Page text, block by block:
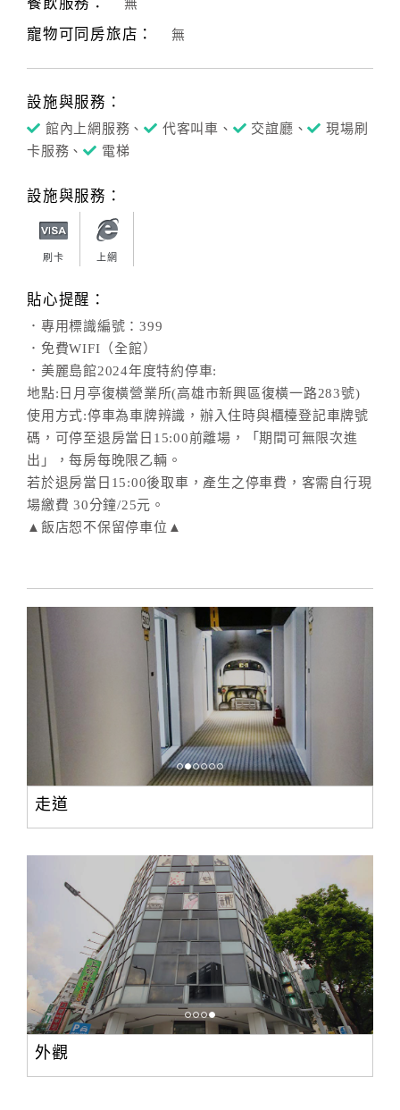
無
寵物可同房旅店： 無
設施與服務：
館內上網服務、 代客叫車、 交誼廳、
現場刷
卡服務、
電梯
設施與服務：
刷卡 上網
貼心提醒：
．專用標識編號：399
．免費WIFI（全館）
．美麗島館2024年度特約停車:
地點:日月亭復橫營業所(高雄市新興區復橫一路283號)
使用方式:停車為車牌辨識，辦入住時與櫃檯登記車牌號
碼，可停至退房當日15:00前離場，「期間可無限次進
出」，每房每晚限乙輛。
若於退房當日15:00後取車，產生之停車費，客需自行現
場繳費 30分鐘/25元。
▲飯店恕不保留停車位▲
走道
外觀